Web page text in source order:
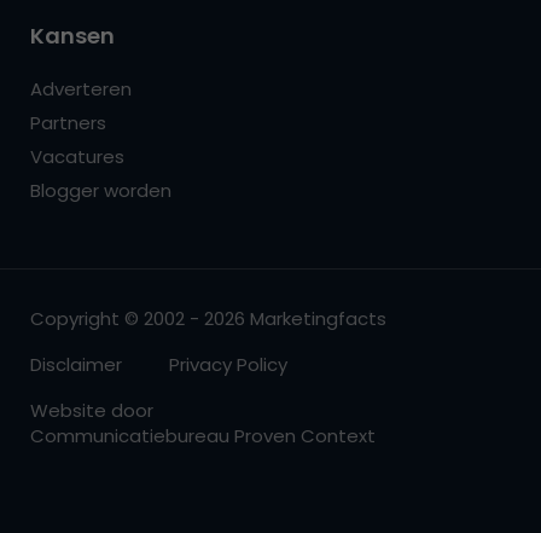
Kansen
Adverteren
Partners
Vacatures
Blogger worden
Copyright © 2002 - 2026 Marketingfacts
Disclaimer
Privacy Policy
Website door
Communicatiebureau Proven Context